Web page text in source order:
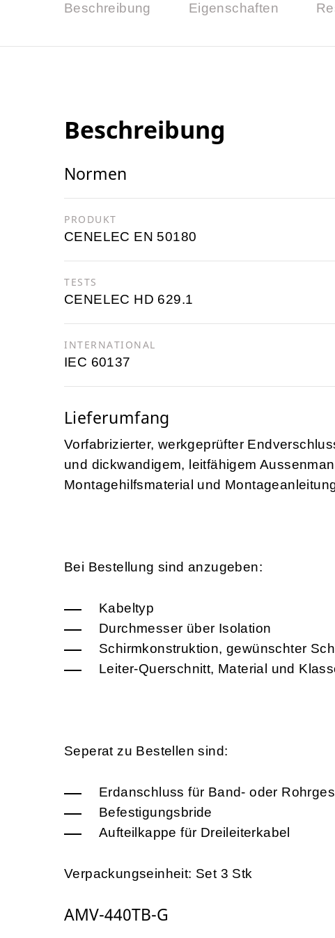
Beschreibung Eigenschaften
Beschreibung
Normen
PRODUKT
CENELEC EN 50180
TESTS
CENELEC HD 629.1
INTERNATIONAL
IEC 60137
Lieferumfang
Vorfabrizierter, werkgeprüfter
und dickwandigem, leitfähigem
Montagehilfsmaterial und
Bei Bestellung sind anzugeben:
Kabeltyp
Durchmesser über Isolation
Schirmkonstruktion, gewünschter
Leiter-Querschnitt, Material und
Seperat zu Bestellen sind:
Erdanschluss für Band- oder
Befestigungsbride
Aufteilkappe für Dreileiterkabel
Verpackungseinheit: Set 3 Stk
AMV-440TB-G